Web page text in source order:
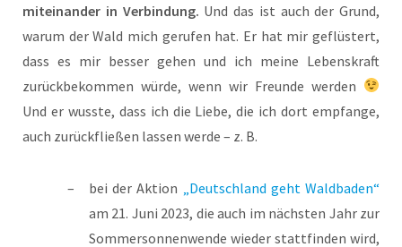
miteinander in Verbindung. Und das ist auch der Grund,
warum der Wald mich gerufen hat. Er hat mir geflüstert,
dass es mir besser gehen und ich meine Lebenskraft
zurückbekommen würde, wenn wir Freunde werden
Und er wusste, dass ich die Liebe, die ich dort empfange,
auch zurückfließen lassen werde – z. B.
bei der Aktion
„Deutschland geht Waldbaden“
am 21. Juni 2023, die auch im nächsten Jahr zur
Sommersonnenwende wieder stattfinden wird,